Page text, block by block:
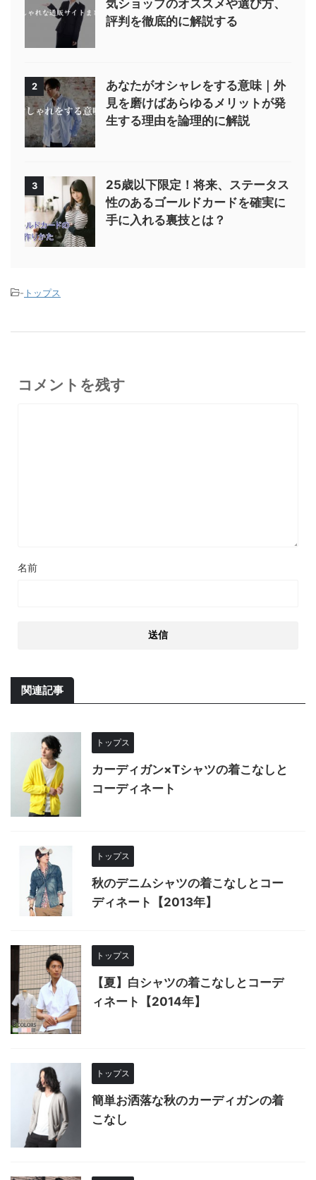
気ショップのオススメや選び方、
評判を徹底的に解説する
2
あなたがオシャレをする意味｜外
見を磨けばあらゆるメリットが発
生する理由を論理的に解説
3
25歳以下限定！将来、ステータス
性のあるゴールドカードを確実に
手に入れる裏技とは？
- トップス
コメントを残す
名前
関連記事
トップス
カーディガン×Tシャツの着こなしと
コーディネート
トップス
秋のデニムシャツの着こなしとコー
ディネート【2013年】
トップス
【夏】白シャツの着こなしとコーデ
ィネート【2014年】
トップス
簡単お洒落な秋のカーディガンの着
こなし